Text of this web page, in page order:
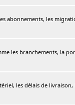
abonnements, les
les branchements, la
les délais de